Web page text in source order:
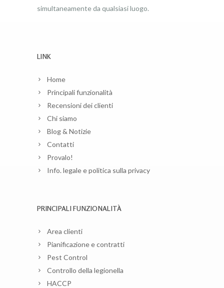
simultaneamente da qualsiasi luogo.
LINK
Home
Principali funzionalità
Recensioni dei clienti
Chi siamo
Blog & Notizie
Contatti
Provalo!
Info. legale e politica sulla privacy
PRINCIPALI FUNZIONALITÀ
Area clienti
Pianificazione e contratti
Pest Control
Controllo della legionella
HACCP